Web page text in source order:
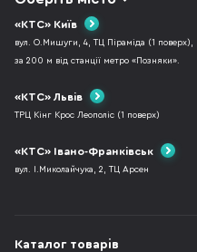
«КТС» Київ
вул. О.Мишуги, 4, ТЦ Піраміда (1 поверх),
за 200 м від станції метро «Позняки».
«КТС» Львів
ТРЦ Кінг Крос Леополіс (1 поверх)
«КТС» Івано-Франківськ
вул. І.Миколайчука, 2, ТЦ Арсен
Каталог товарів